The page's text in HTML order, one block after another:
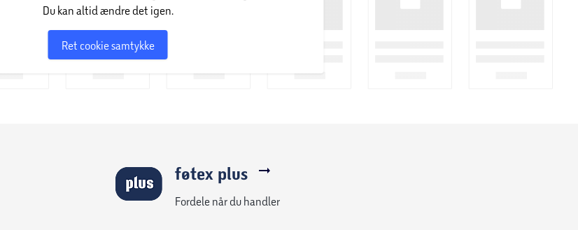
Du kan altid ændre det igen.
Ret cookie samtykke
føtex plus
Fordele når du handler